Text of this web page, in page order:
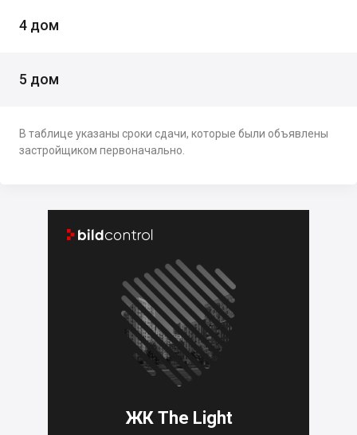
4 дом
5 дом
В таблице указаны сроки сдачи, которые были объявлены
застройщиком первоначально.
 
ЖК The Light